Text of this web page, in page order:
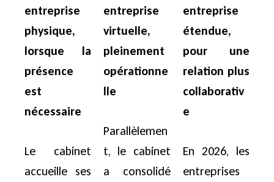
entreprise
physique,
lorsque la
présence
est
nécessaire
Le cabinet
accueille ses
entreprise
virtuelle,
pleinement
opérationne
lle
Parallèlemen
t, le cabinet
a consolidé
entreprise
étendue,
pour une
relation plus
collaborativ
e
En 2026, les
entreprises